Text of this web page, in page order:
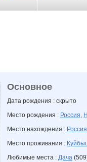
Основное
Дата рождения : скрыто
Место рождения : Россия,
Место нахождения : Россия
Место проживания :
Любимые места : Дача